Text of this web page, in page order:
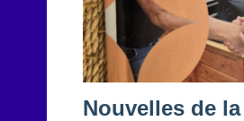
Nouvelles de